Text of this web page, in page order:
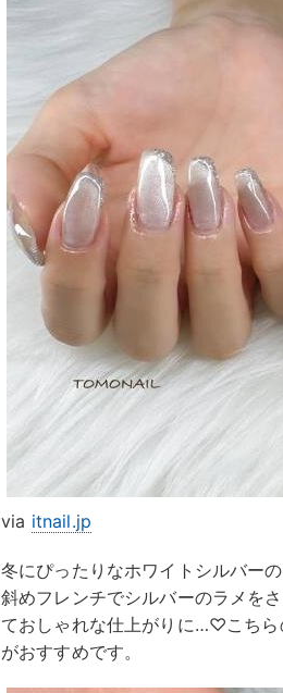
via itnail.jp
冬にぴったりなホワイトシルバーの
斜めフレンチでシルバーのラメを
ておしゃれな仕上がりに…♡こちら
がおすすめです。